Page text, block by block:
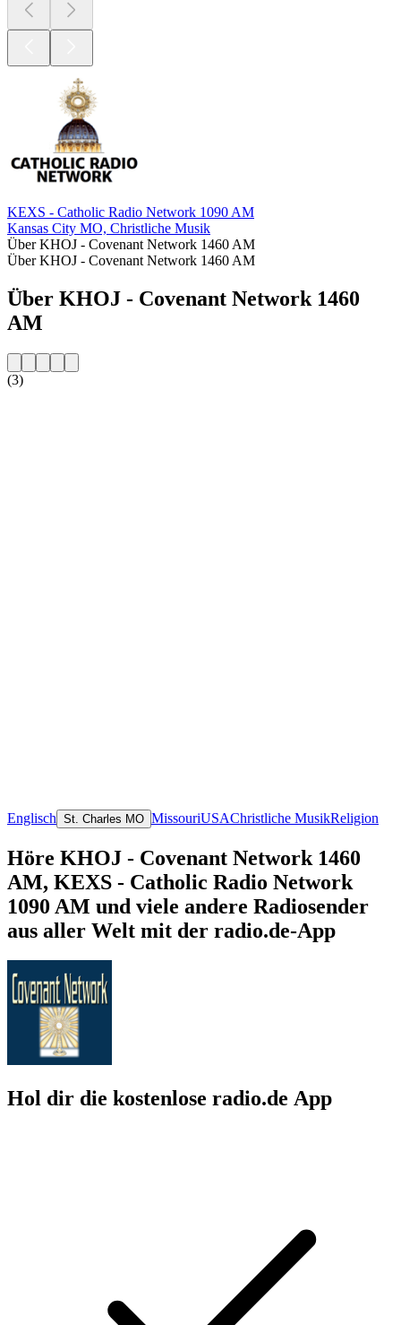
KEXS - Catholic Radio Network 1090 AM
Kansas City MO, Christliche Musik
Über KHOJ - Covenant Network 1460 AM
Über KHOJ - Covenant Network 1460 AM
Über KHOJ - Covenant Network 1460
AM
(3)
Englisch St. Charles MO MissouriUSAChristliche MusikReligion
Höre KHOJ - Covenant Network 1460
AM, KEXS - Catholic Radio Network
1090 AM und viele andere Radiosender
aus aller Welt mit der radio.de-App
Hol dir die kostenlose radio.de App